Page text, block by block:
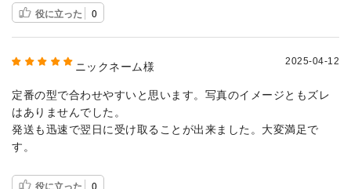
役に立った 0
ニックネーム様 2025-04-12
定番の型で合わせやすいと思います。写真のイメージともズレ
はありませんでした。
発送も迅速で翌日に受け取ることが出来ました。大変満足で
す。
役に立った 0